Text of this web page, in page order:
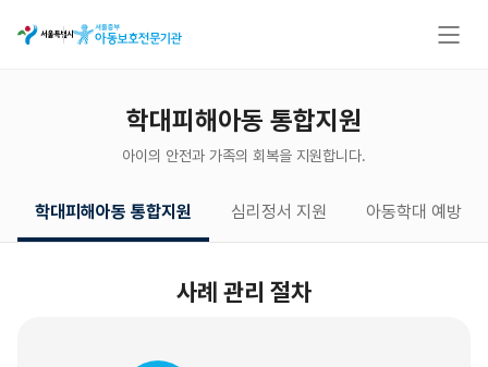
학대피해아동 통합지원
아이의 안전과 가족의 회복을 지원합니다.
학대피해아동 통합지원 심리정서 지원 아동학대 예방
사례 관리 절차